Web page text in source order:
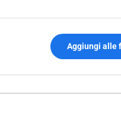
Aggiungi alle